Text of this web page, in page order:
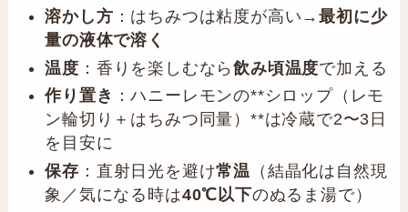
溶かし方 ：はちみつは粘度が高い→最初に少
量の液体で溶く
温度 ：香りを楽しむなら飲み頃温度で加える
作り置き ：ハニーレモンの**シロップ（レモ
ン輪切り＋はちみつ同量）**は冷蔵で2〜3日
を目安に
保存 ：直射日光を避け常温 （結晶化は自然現
象／気になる時は40℃以下のぬるま湯で）